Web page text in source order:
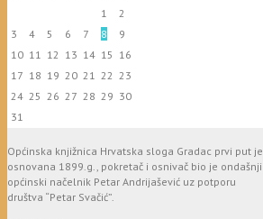
1
2
3
4 5 6 7 8
9
10 11 12 13 14 15 16
17 18 19 20 21 22 23
24 25 26 27 28 29 30
31
Općinska knjižnica Hrvatska sloga Gradac prvi put je
osnovana 1899.g., pokretač i osnivač bio je ondašnji
općinski načelnik Petar Andrijašević uz potporu
društva “Petar Svačić”.